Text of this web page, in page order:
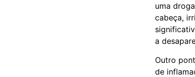
uma
cabeça,
a
Outro
de